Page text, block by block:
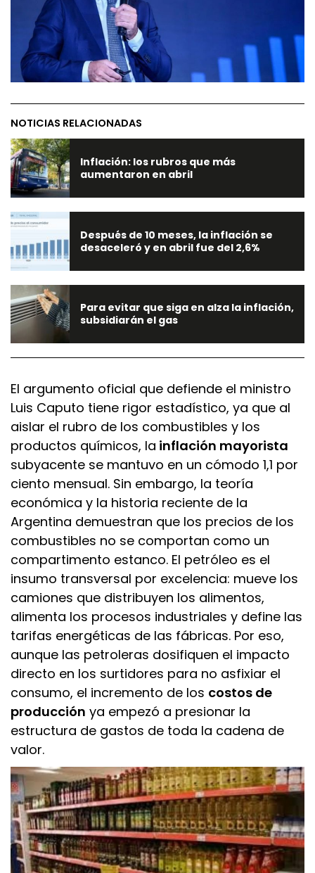
NOTICIAS RELACIONADAS
Inflación: los rubros que más
aumentaron en abril
Después de 10 meses, la inflación se
desaceleró y en abril fue del 2,6%
Para evitar que siga en alza la inflación,
subsidiarán el gas
El argumento oficial que defiende el ministro
Luis Caputo tiene rigor estadístico, ya que al
aislar el rubro de los combustibles y los
productos químicos, la inflación mayorista
subyacente se mantuvo en un cómodo 1,1 por
ciento mensual. Sin embargo, la teoría
económica y la historia reciente de la
Argentina demuestran que los precios de los
combustibles no se comportan como un
compartimento estanco. El petróleo es el
insumo transversal por excelencia: mueve los
camiones que distribuyen los alimentos,
alimenta los procesos industriales y define las
tarifas energéticas de las fábricas. Por eso,
aunque las petroleras dosifiquen el impacto
directo en los surtidores para no asfixiar el
consumo, el incremento de los costos de
producción ya empezó a presionar la
estructura de gastos de toda la cadena de
valor.